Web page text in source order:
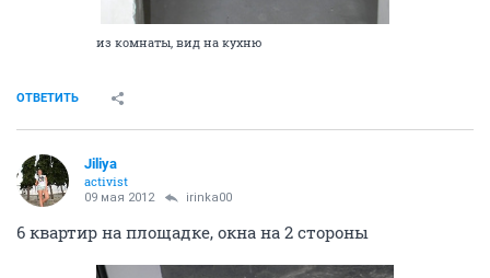
из комнаты, вид на кухню
ОТВЕТИТЬ
Jiliya
activist
09 мая 2012 irinka00
6 квартир на площадке, окна на 2 стороны